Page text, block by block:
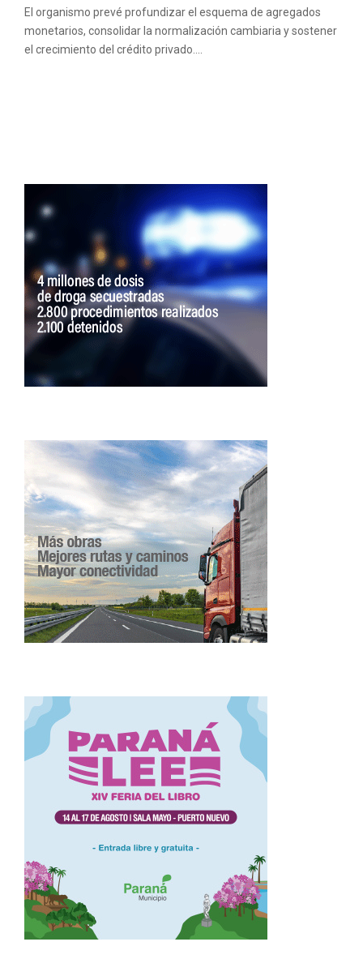
El organismo prevé profundizar el esquema de agregados
monetarios, consolidar la normalización cambiaria y sostener
el crecimiento del crédito privado....